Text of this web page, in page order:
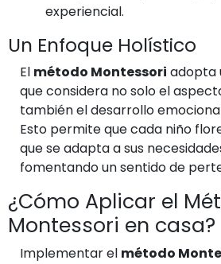
experiencial.
Un Enfoque Holístico
El método Montessori adopta
que considera no solo el
también el desarrollo
Esto permite que cada niño
que se adapta a sus
fomentando un sentido de
¿Cómo Aplicar el
Montessori en casa?
Implementar el método